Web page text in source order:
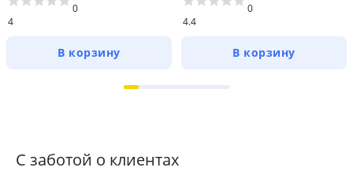
4
0
В корзину
4.4
0
В корзину
С заботой о клиентах